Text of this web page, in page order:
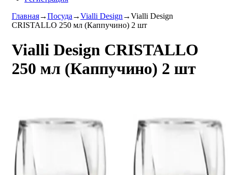
Главная→Посуда →Vialli Design →Vialli Design
CRISTALLO 250 мл (Каппучино) 2 шт
Vialli Design CRISTALLO
250 мл (Каппучино) 2 шт